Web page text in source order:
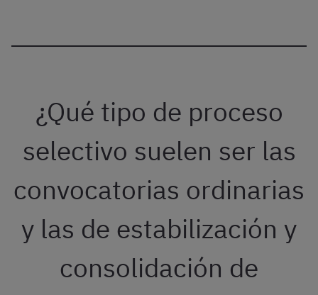
¿Qué tipo de proceso
selectivo suelen ser las
convocatorias ordinarias
y las de estabilización y
consolidación de